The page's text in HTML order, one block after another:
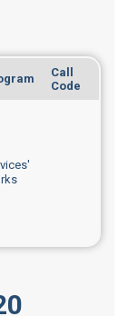
Call
Code